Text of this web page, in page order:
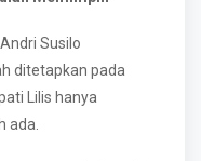
Susilo
ditetapkan pada
Lilis hanya
ada.